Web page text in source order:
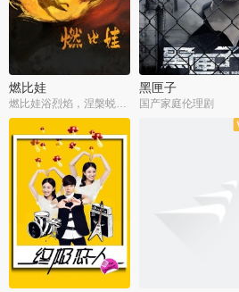
燃比娃
燃比娃浴烈焰，涅槃蜕变成人
黑匣子
国产家庭伦理剧